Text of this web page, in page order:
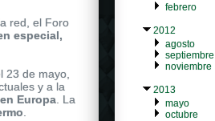
other rolex
red, el Foro
especial,
23 de mayo,
y a la
Europa . La
febrero
2012
agosto
septiembre
noviembre
2013
mayo
octubre